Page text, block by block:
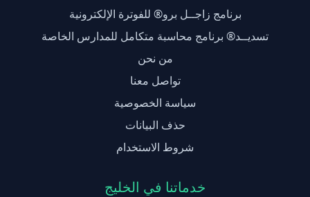
برنامج زاجــل برو® للفوترة الإلكترونية
تسديــد® برنامج محاسبة متكامل للمدارس الخاصة
من نحن
تواصل معنا
سياسة الخصوصية
حذف البيانات
شروط الاستخدام
خدماتنا في الخليج